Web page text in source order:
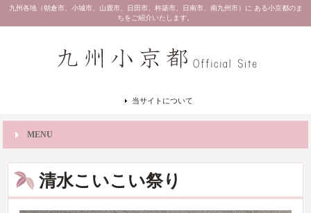
九州各地（朝倉市、小城市、山鹿市、日田市、杵築市、日南市、南九州市）に ある小京都のま
ちをご紹介いたします。
当サイトについて
MENU
清水こいこい祭り